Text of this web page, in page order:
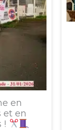
en
et en
!